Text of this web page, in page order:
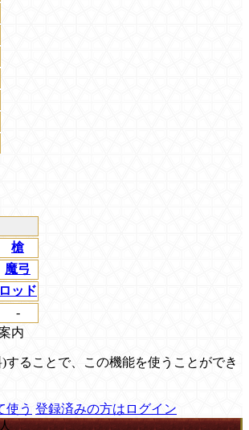
槍
魔弓
ロッド
-
内
することで、この機能を使うことができ
使う 登録済みの方はログイン